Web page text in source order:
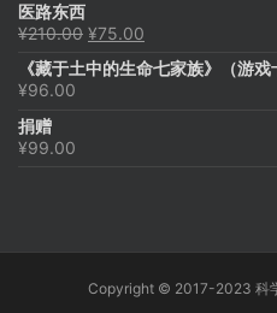
医路东西
¥210.00 原
为：
¥75.00
价
《藏于土中的生命七家族》（游戏
¥96.00
捐赠
¥99.00
Copyright © 2017-2023 科